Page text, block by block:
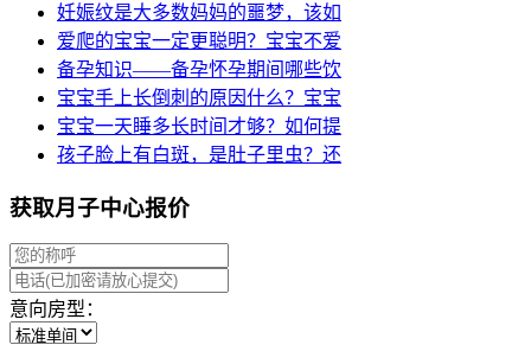
妊娠纹是大多数妈妈的噩梦，该如
爱爬的宝宝一定更聪明？宝宝不爱
备孕知识——备孕怀孕期间哪些饮
宝宝手上长倒刺的原因什么？宝宝
宝宝一天睡多长时间才够？如何提
孩子脸上有白斑，是肚子里虫？还
获取月子中心报价
意向房型：